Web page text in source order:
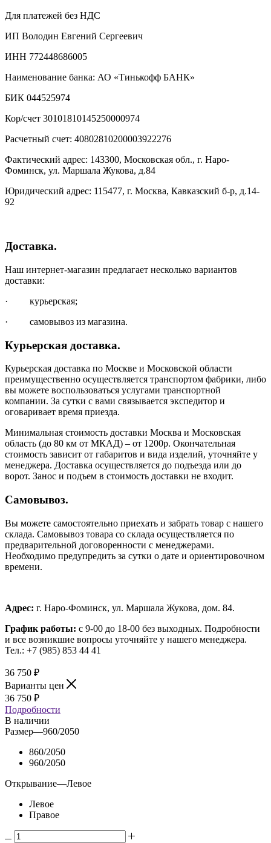
Для платежей без НДС
ИП Володин Евгений Сергеевич
ИНН 772448686005
Наименование банка: АО «Тинькофф БАНК»
БИК 044525974
Кор/счет 30101810145250000974
Расчетный счет: 40802810200003922276
Фактический адрес: 143300, Московская обл., г. Наро-
Фоминск, ул. Маршала Жукова, д.84
Юридический адрес: 115477, г. Москва, Кавказский б-р, д.14-
92
Доставка.
Наш интернет-магазин предлагает несколько вариантов
доставки:
· курьерская;
· самовывоз из магазина.
Курьерская доставка.
Курьерская доставка по Москве и Московской области
преимущественно осуществляется транспортом фабрики, либо
вы можете воспользоваться услугами транспортной
компании. За сутки с вами связывается экспедитор и
оговаривает время приезда.
Минимальная стоимость доставки Москва и Московская
область (до 80 км от МКАД) – от 1200р. Окончательная
стоимость зависит от габаритов и вида изделий, уточняйте у
менеджера. Доставка осуществляется до подъезда или до
ворот. Занос и подъем в стоимость доставки не входит.
Самовывоз.
Вы можете самостоятельно приехать и забрать товар с нашего
склада. Самовывоз товара со склада осуществляется по
предварительной договоренности с менеджерами.
Необходимо предупредить за сутки о дате и ориентировочном
времени.
Адрес: г. Наро-Фоминск, ул. Маршала Жукова, дом. 84.
График работы: с 9-00 до 18-00 без выходных. Подробности
и все возникшие вопросы уточняйте у нашего менеджера.
Тел.: +7 (985) 853 44 41
36 750 ₽
Варианты цен
36 750 ₽
Подробности
В наличии
Размер—960/2050
860/2050
960/2050
Открывание—Левое
Левое
Правое